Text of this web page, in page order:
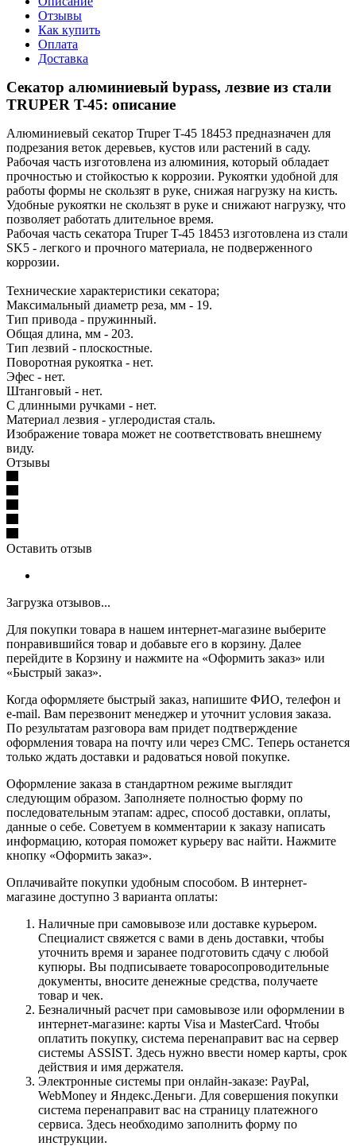
Отзывы
Как купить
Оплата
Доставка
Секатор алюминиевый bypass, лезвие из стали
TRUPER T-45: описание
Алюминиевый секатор Truper T-45 18453 предназначен для
подрезания веток деревьев, кустов или растений в саду.
Рабочая часть изготовлена из алюминия, который обладает
прочностью и стойкостью к коррозии. Рукоятки удобной для
работы формы не скользят в руке, снижая нагрузку на кисть.
Удобные рукоятки не скользят в руке и снижают нагрузку, что
позволяет работать длительное время.
Рабочая часть секатора Truper T-45 18453 изготовлена из стали
SK5 - легкого и прочного материала, не подверженного
коррозии.
Технические характеристики секатора;
Максимальный диаметр реза, мм - 19.
Тип привода - пружинный.
Общая длина, мм - 203.
Тип лезвий - плоскостные.
Поворотная рукоятка - нет.
Эфес - нет.
Штанговый - нет.
С длинными ручками - нет.
Материал лезвия - углеродистая сталь.
Изображение товара может не соответствовать внешнему
виду.
Отзывы
Оставить отзыв
Загрузка отзывов...
Для покупки товара в нашем интернет-магазине выберите
понравившийся товар и добавьте его в корзину. Далее
перейдите в Корзину и нажмите на «Оформить заказ» или
«Быстрый заказ».
Когда оформляете быстрый заказ, напишите ФИО, телефон и
e-mail. Вам перезвонит менеджер и уточнит условия заказа.
По результатам разговора вам придет подтверждение
оформления товара на почту или через СМС. Теперь останется
только ждать доставки и радоваться новой покупке.
Оформление заказа в стандартном режиме выглядит
следующим образом. Заполняете полностью форму по
последовательным этапам: адрес, способ доставки, оплаты,
данные о себе. Советуем в комментарии к заказу написать
информацию, которая поможет курьеру вас найти. Нажмите
кнопку «Оформить заказ».
Оплачивайте покупки удобным способом. В интернет-
магазине доступно 3 варианта оплаты:
Наличные при самовывозе или доставке курьером.
Специалист свяжется с вами в день доставки, чтобы
уточнить время и заранее подготовить сдачу с любой
купюры. Вы подписываете товаросопроводительные
документы, вносите денежные средства, получаете
товар и чек.
Безналичный расчет при самовывозе или оформлении в
интернет-магазине: карты Visa и MasterCard. Чтобы
оплатить покупку, система перенаправит вас на сервер
системы ASSIST. Здесь нужно ввести номер карты, срок
действия и имя держателя.
Электронные системы при онлайн-заказе: PayPal,
WebMoney и Яндекс.Деньги. Для совершения покупки
система перенаправит вас на страницу платежного
сервиса. Здесь необходимо заполнить форму по
инструкции.